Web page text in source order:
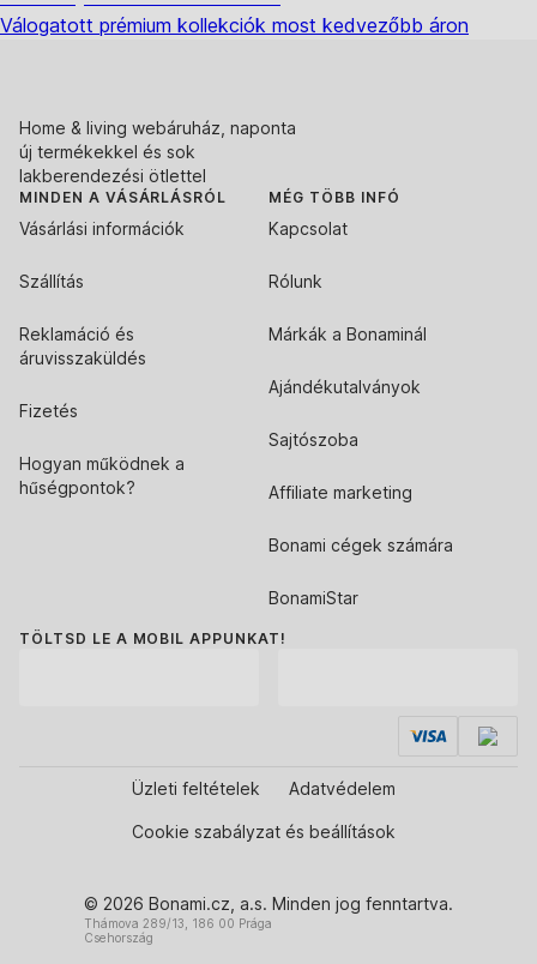
Válogatott prémium kollekciók most kedvezőbb áron
Home & living webáruház, naponta
új termékekkel és sok
lakberendezési ötlettel
MINDEN A VÁSÁRLÁSRÓL
Vásárlási információk
Szállítás
Reklamáció és
áruvisszaküldés
Fizetés
Hogyan működnek a
hűségpontok?
MÉG TÖBB INFÓ
Kapcsolat
Rólunk
Márkák a Bonaminál
Ajándékutalványok
Sajtószoba
Affiliate marketing
Bonami cégek számára
BonamiStar
TÖLTSD LE A MOBIL APPUNKAT!
Üzleti feltételek Adatvédelem
Cookie szabályzat és beállítások
© 2026 Bonami.cz, a.s. Minden jog fenntartva.
Thámova 289/13, 186 00 Prága
Csehország